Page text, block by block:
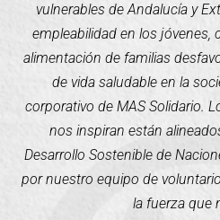
vulnerables de Andalucía y
empleabilidad en los jóvenes,
alimentación de familias
de vida saludable en la
corporativo de MAS Solidario.
nos inspiran están
Desarrollo Sostenible de
por nuestro equipo de
la fuerza que